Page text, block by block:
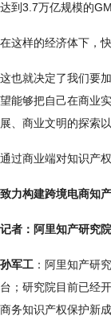
达到3.7万亿规模的
在这样的经济体下，
这也就决定了我们要
望能够把自己在商业
展、商业文明的探索
通过商业端对知识产
致力构建跨境电商知
记者：阿里知产研究
孙军工 ：阿里知产研
台；研究院目前已经
商务知识产权保护新成